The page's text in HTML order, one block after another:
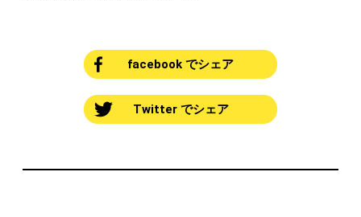
facebook でシェア
Twitter でシェア